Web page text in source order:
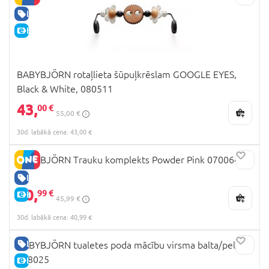
LABA CENA
E-CENA
BABYBJÖRN rotaļlieta šūpuļkrēslam GOOGLE EYES,
Black & White, 080511
43,00 €
55,00 €
30d. labākā cena: 43,00 €
LABA CENA
E-CENA
BABYBJÖRN Trauku komplekts Powder Pink 070064
40,99 €
45,99 €
30d. labākā cena: 40,99 €
LABA CENA
E-CENA
BABYBJÖRN tualetes poda mācību virsma balta/pelēka
058025